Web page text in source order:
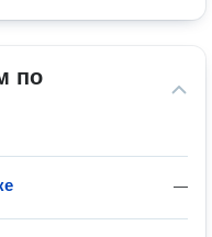
по
—